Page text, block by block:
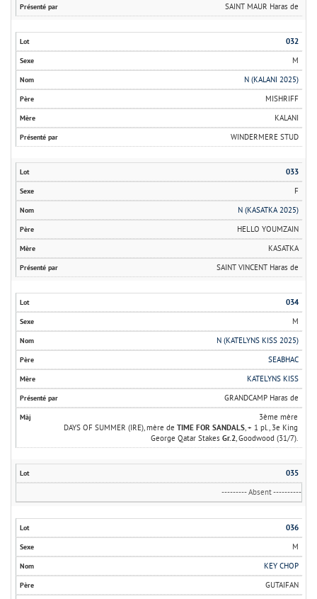
SAINT MAUR Haras de
032
M
N (KALANI 2025)
MISHRIFF
KALANI
WINDERMERE STUD
033
F
N (KASATKA 2025)
HELLO YOUMZAIN
KASATKA
SAINT VINCENT Haras de
034
M
N (KATELYNS KISS 2025)
SEABHAC
KATELYNS KISS
GRANDCAMP Haras de
3ème mère
DAYS OF SUMMER (IRE), mère deTIME FOR SANDALS , + 1 pl., 3e King
George Qatar StakesGr.2 , Goodwood (31/7).
035
--------- Absent ----------
036
M
KEY CHOP
GUTAIFAN